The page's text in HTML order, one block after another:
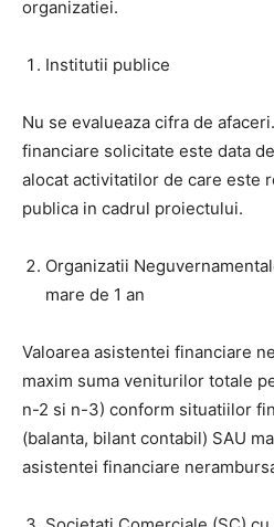
organizatiei.
Institutii publice
Nu se evalueaza cifra de
financiare solicitate este data
alocat activitatilor de care este
publica in cadrul proiectului.
Organizatii
mare de 1 an
Valoarea asistentei financiare
maxim suma veniturilor totale
n-2 si n-3) conform situatiilor
(balanta, bilant contabil) SAU
asistentei financiare